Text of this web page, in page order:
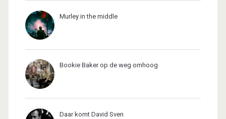
Murley in the middle
Bookie Baker op de weg omhoog
Daar komt David Sven